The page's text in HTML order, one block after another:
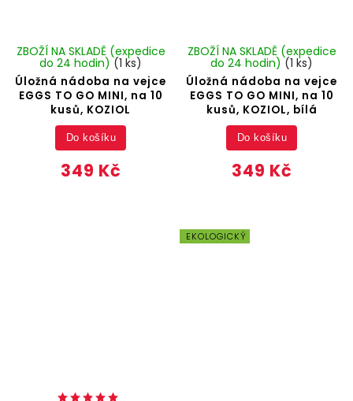
Úložná nádoba na vejce
EGGS TO GO MINI, na 10
kusů, KOZIOL
ZBOŽÍ NA SKLADĚ (expedice
do 24 hodin) (1 ks)
349 Kč
Do košíku
Úložná nádoba na vejce
EGGS TO GO MINI, na 10
kusů, KOZIOL, bílá
ZBOŽÍ NA SKLADĚ (expedice
do 24 hodin) (1 ks)
349 Kč
Do košíku
EKOLOGICKÝ